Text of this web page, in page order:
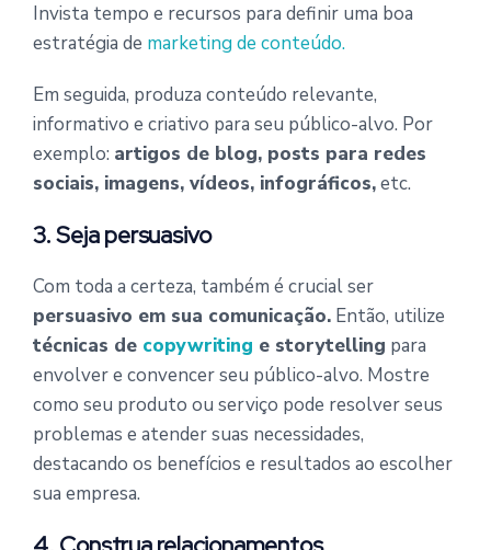
Invista tempo e recursos para definir uma boa
estratégia de marketing de conteúdo.
Em seguida, produza conteúdo relevante,
informativo e criativo para seu público-alvo. Por
exemplo: artigos de blog, posts para redes
sociais, imagens, vídeos, infográficos,etc.
3. Seja persuasivo
Com toda a certeza, também é crucial ser
persuasivo em sua comunicação. Então, utilize
técnicas de copywriting e storytelling para
envolver e convencer seu público-alvo. Mostre
como seu produto ou serviço pode resolver seus
problemas e atender suas necessidades,
destacando os benefícios e resultados ao escolher
sua empresa.